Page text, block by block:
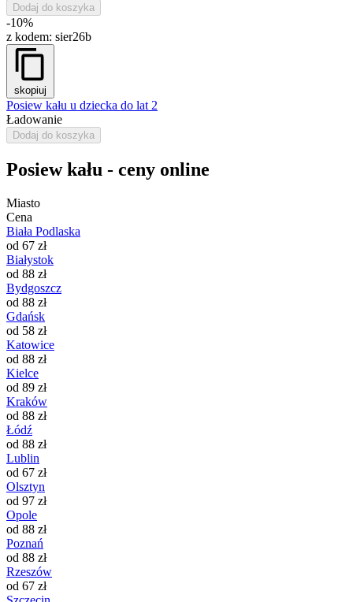
Dodaj do koszyka
-10%
z kodem: sier26b
skopiuj
Posiew kału u dziecka do lat 2
Ładowanie
Dodaj do koszyka
Posiew kału - ceny online
Miasto
Cena
Biała Podlaska
od 67 zł
Białystok
od 88 zł
Bydgoszcz
od 88 zł
Gdańsk
od 58 zł
Katowice
od 88 zł
Kielce
od 89 zł
Kraków
od 88 zł
Łódź
od 88 zł
Lublin
od 67 zł
Olsztyn
od 97 zł
Opole
od 88 zł
Poznań
od 88 zł
Rzeszów
od 67 zł